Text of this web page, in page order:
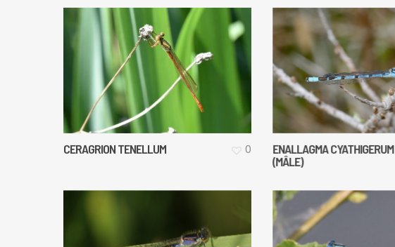
CERAGRION TENELLUM 0
ENALLAGMA CYATHIGERUM
(MÂLE)